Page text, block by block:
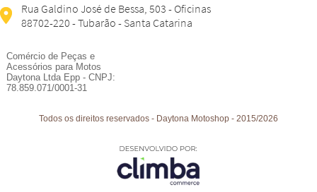
Rua Galdino José de Bessa, 503 - Oficinas
88702-220 - Tubarão - Santa Catarina
Comércio de Peças e
Acessórios para Motos
Daytona Ltda Epp - CNPJ:
78.859.071/0001-31
Todos os direitos reservados -Daytona Motoshop -2015/2026